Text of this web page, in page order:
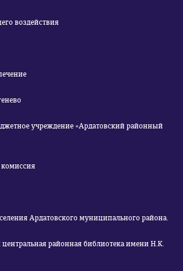
воздействия
«Ардатовский районный
Ардатовского муниципального района.
районная библиотека имени Н.К.